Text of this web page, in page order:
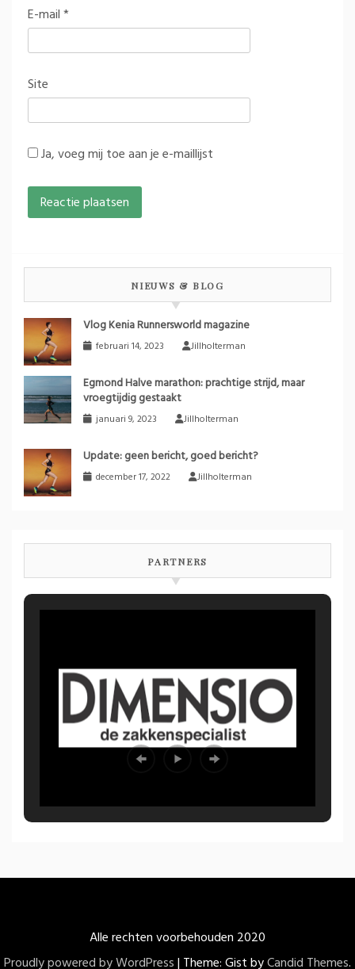
E-mail*
Site
Ja, voeg mij toe aan je e-maillijst
NIEUWS & BLOG
Vlog Kenia Runnersworld magazine
februari 14, 2023 Jillholterman
Egmond Halve marathon: prachtige strijd, maar
vroegtijdig gestaakt
januari 9, 2023 Jillholterman
Update: geen bericht, goed bericht?
december 17, 2022 Jillholterman
PARTNERS
Alle rechten voorbehouden 2020
Proudly powered by WordPress| Theme: Gist byCandid Themes.